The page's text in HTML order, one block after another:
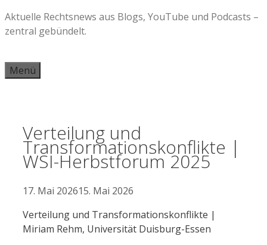
Zum
Inhalt
Aktuelle Rechtsnews aus Blogs, YouTube und Podcasts –
zentral gebündelt.
Menü
Verteilung und
Transformationskonflikte |
WSI-Herbstforum 2025
17. Mai 202615. Mai 2026
Verteilung und Transformationskonflikte |
Miriam Rehm, Universität Duisburg-Essen